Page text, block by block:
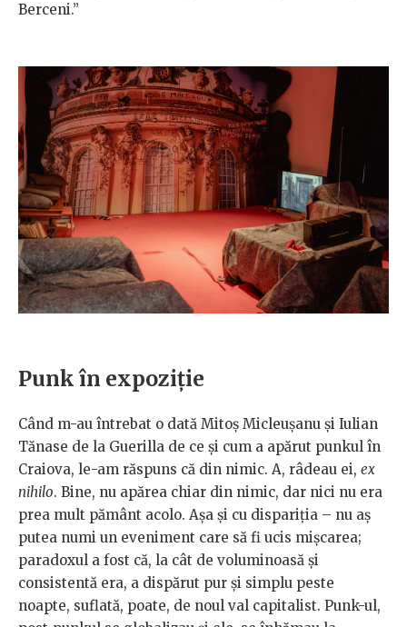
Berceni.”
Punk în expoziție
Când m-au întrebat o dată Mitoș Micleușanu și Iulian
Tănase de la Guerilla de ce și cum a apărut punkul în
Craiova, le-am răspuns că din nimic. A, râdeau ei, ex
nihilo. Bine, nu apărea chiar din nimic, dar nici nu era
prea mult pământ acolo. Așa și cu dispariția – nu aș
putea numi un eveniment care să fi ucis mișcarea;
paradoxul a fost că, la cât de voluminoasă și
consistentă era, a dispărut pur și simplu peste
noapte, suflată, poate, de noul val capitalist. Punk-ul,